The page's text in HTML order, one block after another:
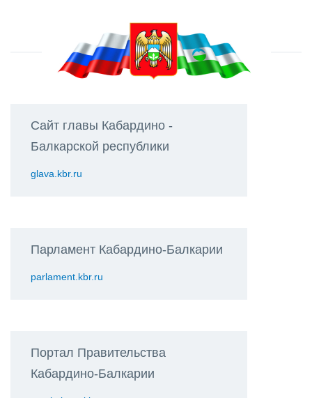
Сайт главы Кабардино -
Балкарской республики
glava.kbr.ru
Парламент Кабардино-Балкарии
parlament.kbr.ru
Портал Правительства
Кабардино-Балкарии